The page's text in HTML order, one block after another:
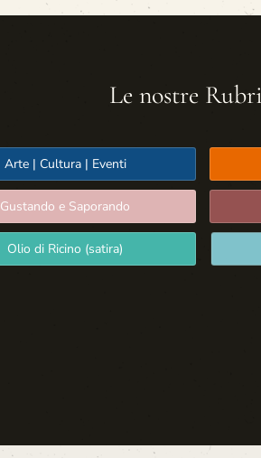
Le nostre
Arte | Cultura | Eventi
Gustando e Saporando
Olio di Ricino (satira)